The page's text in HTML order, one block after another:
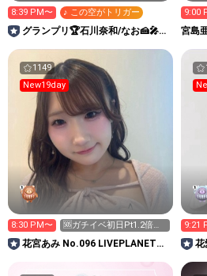
8:39 PM〜 ♪ この空がトリガー
グランプリ🏆石川奈和/なお🍰🎤#
9:00
宮島
1149
New19day
8:30 PM〜
🆘ガチイベ初日Pt1.2倍デ
ー‼️みんな力貸して😭
花宮あみ No.096 LIVEPLANET新
9:21
花